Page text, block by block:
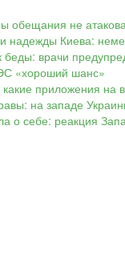
обещания не
Киева:
беды: врачи
«хороший шанс»
приложения на
на западе
о себе: реакция